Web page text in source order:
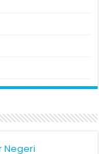
Negeri